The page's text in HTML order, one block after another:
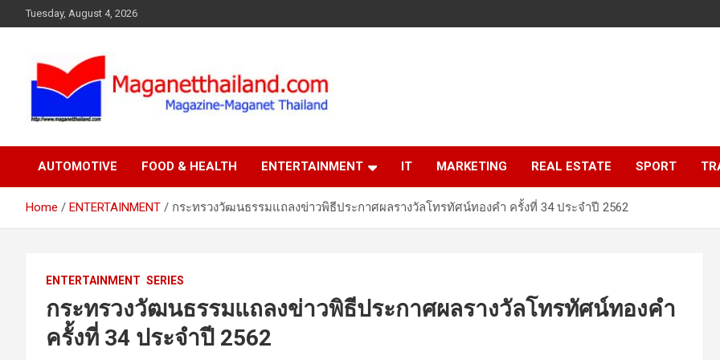
to
Tuesday, August 4, 2026
AUTOMOTIVE FOOD & HEALTH ENTERTAINMENT IT MARKETING REAL ESTATE SPORT
Home ENTERTAINMENT กระทรวงวัฒนธรรมแถลงข่าวพิธีประกาศผลรางวัลโทรทัศน์ทองคำ ครั้งที่ 34 ประจำปี 2562
ENTERTAINMENT SERIES
กระทรวงวัฒนธรรมแถลงข่าวพิธีประกาศผลรางวัลโทรทัศน์ทองคำ
ครั้งที่ 34 ประจำปี 2562